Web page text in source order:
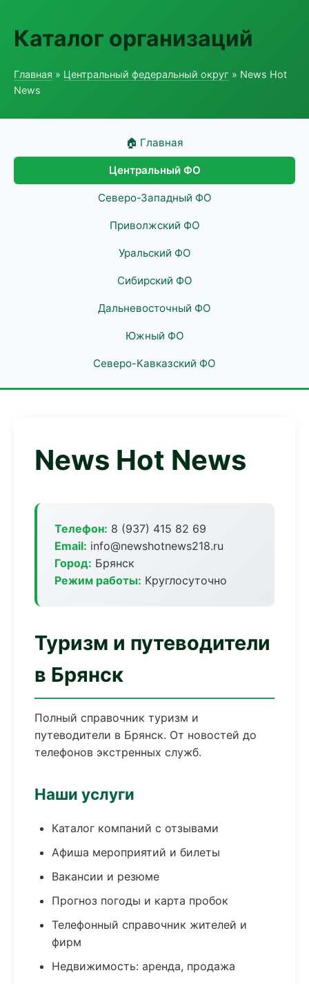
Каталог организаций
Главная » Центральный федеральный округ » News Hot
News
🏠 Главная
Центральный ФО
Северо-Западный ФО
Приволжский ФО
Уральский ФО
Сибирский ФО
Дальневосточный ФО
Южный ФО
Северо-Кавказский ФО
News Hot News
Телефон: 8 (937) 415 82 69
Email: info@newshotnews218.ru
Город: Брянск
Режим работы: Круглосуточно
Туризм и путеводители
в Брянск
Полный справочник туризм и
путеводители в Брянск. От новостей до
телефонов экстренных служб.
Наши услуги
Каталог компаний с отзывами
Афиша мероприятий и билеты
Вакансии и резюме
Прогноз погоды и карта пробок
Телефонный справочник жителей и
фирм
Недвижимость: аренда, продажа